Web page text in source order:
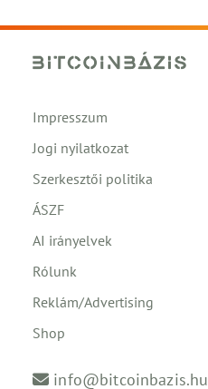
Impresszum
Jogi nyilatkozat
Szerkesztői politika
ÁSZF
AI irányelvek
Rólunk
Reklám/Advertising
Shop
info@bitcoinbazis.hu